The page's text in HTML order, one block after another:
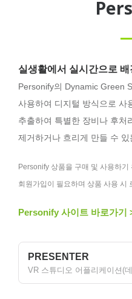
실생활에서 실시간으로 배
Personify의 Dynamic Green
사용하여 디지털 방식으로 사
추출하여 특별한 장비나 후처
제거하거나 흐리게 만들 수 있
Personify 상품을 구매 및 사용하
회원가입이 필요하며 상품 사용 시
Personify 사이트 바로가기
PRESENTER
VR 스튜디오 어플리케이션(